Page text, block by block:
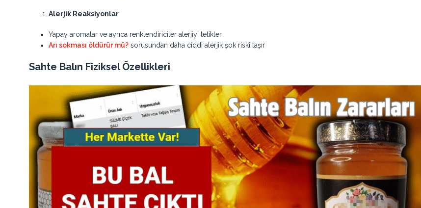
Alerjik Reaksiyonlar
Yapay aromalar ve ayrıca renklendiriciler alerjiyi tetikler
Arı sokması öldürür mü?sorusundan daha ciddi alerjik şok riski taşır
Sahte Balın Fiziksel Özellikleri